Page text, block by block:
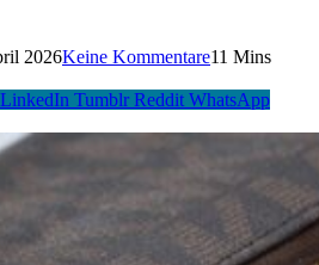
2026Keine Kommentare11 Mins
LinkedIn Tumblr Reddit WhatsApp